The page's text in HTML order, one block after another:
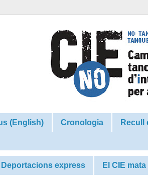
(English) Cronologia Recull
Deportacions express El CIE